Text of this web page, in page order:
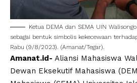
Ketua DEMA dan SEMA UIN Walisongo
sebagai bentuk simbolis kekecewaan
Rabu (9/8/2023). (Amanat/Tegar).
Amanat.id- Aliansi Mahasiswa
Dewan Eksekutif Mahasiswa (